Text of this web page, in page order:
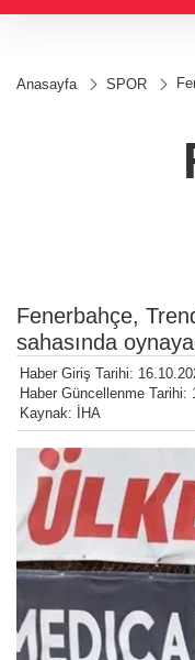
Anasayfa SPOR
Fenerbahçe,
sahasında
Haber Giriş Tarihi:
Haber Güncellenme Tarihi:
Kaynak: İHA